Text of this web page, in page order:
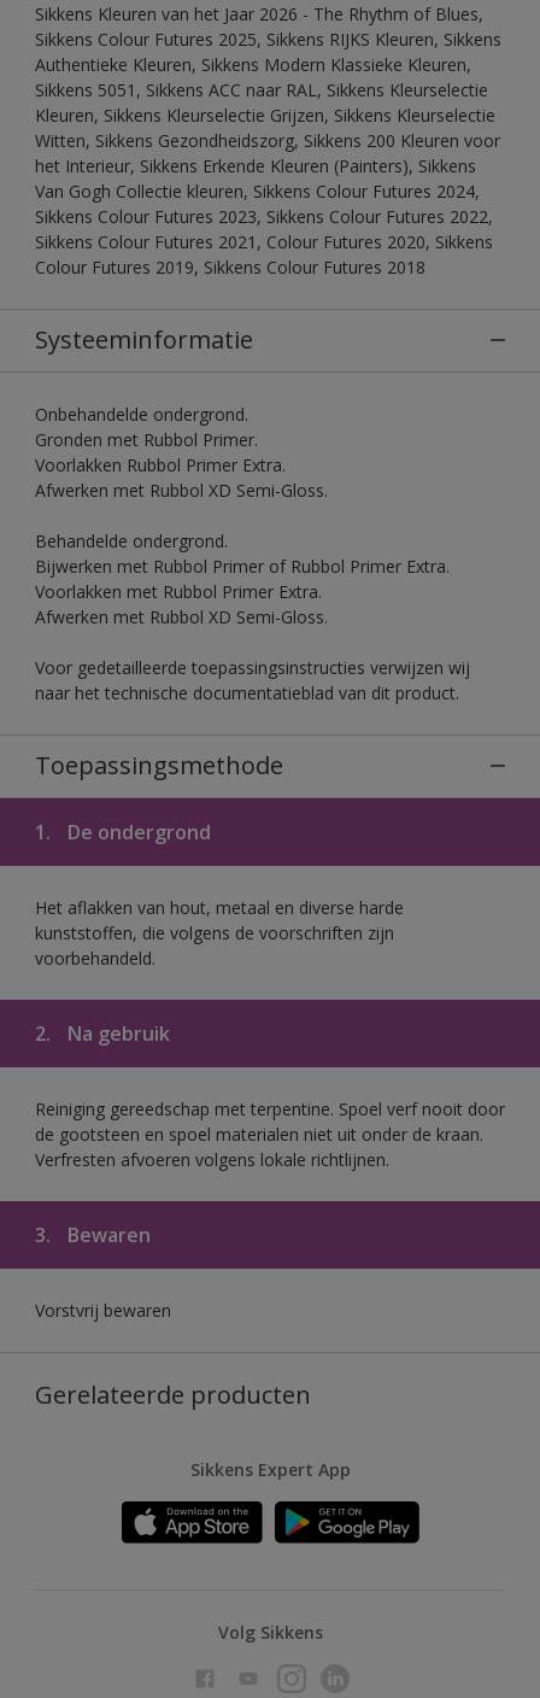
Sikkens Kleuren van het Jaar 2026 - The Rhythm of Blues,
Sikkens Colour Futures 2025, Sikkens RIJKS Kleuren, Sikkens
Authentieke Kleuren, Sikkens Modern Klassieke Kleuren,
Sikkens 5051, Sikkens ACC naar RAL, Sikkens Kleurselectie
Kleuren, Sikkens Kleurselectie Grijzen, Sikkens Kleurselectie
Witten, Sikkens Gezondheidszorg, Sikkens 200 Kleuren voor
het Interieur, Sikkens Erkende Kleuren (Painters), Sikkens
Van Gogh Collectie kleuren, Sikkens Colour Futures 2024,
Sikkens Colour Futures 2023, Sikkens Colour Futures 2022,
Sikkens Colour Futures 2021, Colour Futures 2020, Sikkens
Colour Futures 2019, Sikkens Colour Futures 2018
Systeeminformatie
Onbehandelde ondergrond.
Gronden met Rubbol Primer.
Voorlakken Rubbol Primer Extra.
Afwerken met Rubbol XD Semi-Gloss.
Behandelde ondergrond.
Bijwerken met Rubbol Primer of Rubbol Primer Extra.
Voorlakken met Rubbol Primer Extra.
Afwerken met Rubbol XD Semi-Gloss.
Voor gedetailleerde toepassingsinstructies verwijzen wij
naar het technische documentatieblad van dit product.
Toepassingsmethode
1. De ondergrond
Het aflakken van hout, metaal en diverse harde
kunststoffen, die volgens de voorschriften zijn
voorbehandeld.
2. Na gebruik
Reiniging gereedschap met terpentine. Spoel verf nooit door
de gootsteen en spoel materialen niet uit onder de kraan.
Verfresten afvoeren volgens lokale richtlijnen.
3. Bewaren
Vorstvrij bewaren
Gerelateerde producten
Sikkens Expert App
Volg Sikkens